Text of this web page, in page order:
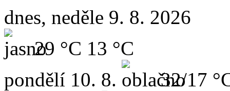
dnes, neděle 9. 8. 2026
29 °C 13 °C
pondělí 10. 8.
32/17